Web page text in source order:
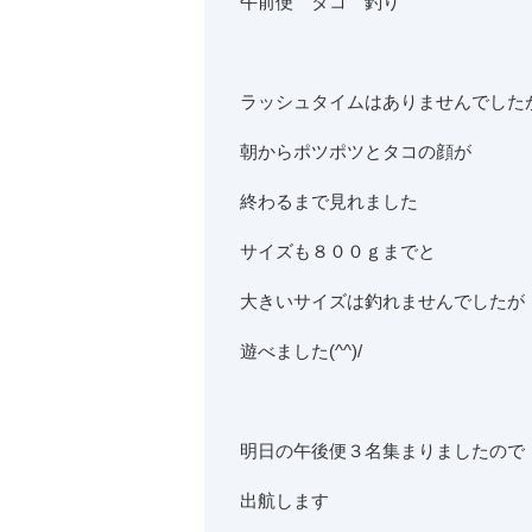
ラッシュタイムはありませんでした
朝からポツポツとタコの顔が
終わるまで見れました
サイズも８００ｇまでと
大きいサイズは釣れませんでしたが
遊べました(^^)/
明日の午後便３名集まりましたので
出航します